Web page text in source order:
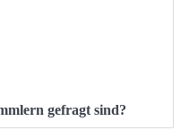
gefragt sind?